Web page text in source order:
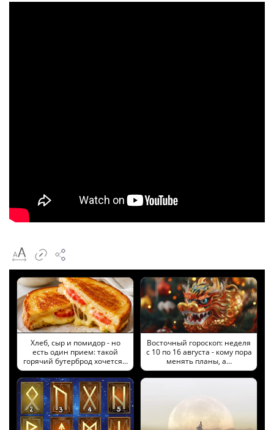
Хлеб, сыр и помидор - но
есть один прием: такой
горячий бутерброд хочется…
Восточный гороскоп: неделя
с 10 по 16 августа - кому пора
менять планы, а…